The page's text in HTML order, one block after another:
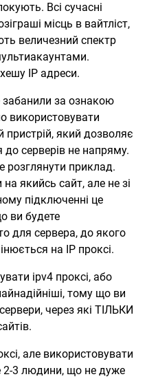
Всі сучасні
місць в вайтліст,
величезний спектр
IP адреси.
забанили за ознакою
використовувати
пристрій, який дозволяє
до серверів не напряму.
розглянути приклад.
якийсь сайт, але не зі
підключенні це
ви будете
для сервера, до якого
на IP проксі.
ipv4 проксі, або
тому що ви
через які ТІЛЬКИ
але використовувати
2-3 людини, що не дуже